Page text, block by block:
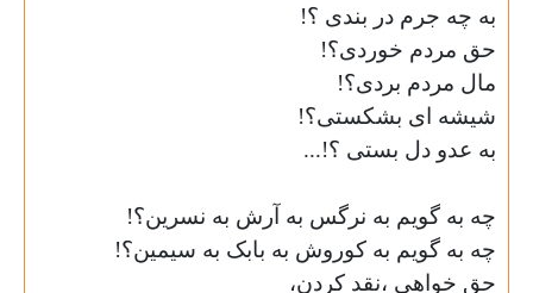
به چه جرم در بندی ؟!
حق مردم خوردی؟!
مال مردم بردی؟!
شیشه ای بشکستی؟!
به عدو دل بستی ؟!...
چه به گویم به نرگس به آرش به نسرین؟!
چه به گویم به کوروش به بابک به سیمین؟!
حق خواهی ،نقد کردن،